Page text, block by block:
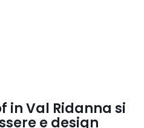
in Val Ridanna si
e design